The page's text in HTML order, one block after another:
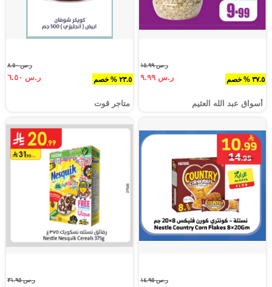
٣٧.٥ % خصم
ر.س ١٥.٩٩
ر.س ٩.٩٩
أسواق عبد الله العثيم
٢٣.٥ % خصم
ر.س ٨.٥٠
ر.س ٦.٥٠
متاجر قوت
ر.س ١٤.٩٥ ر.س ٣١.٩٥